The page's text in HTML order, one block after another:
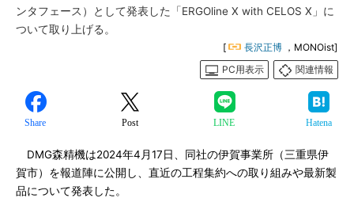
ンタフェース）として発表した「ERGOline X with CELOS X」に
ついて取り上げる。
[ 長沢正博 ，MONOist]
PC用表示
関連情報
Share Post LINE Hatena
DMG森精機は2024年4月17日、同社の伊賀事業所（三重県伊
賀市）を報道陣に公開し、直近の工程集約への取り組みや最新製
品について発表した。